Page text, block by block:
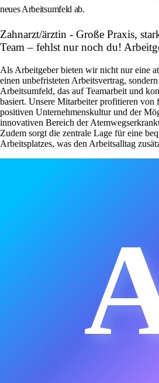
neues Arbeitsumfeld ab.
Zahnarzt/ärztin - Große Praxis,
Team – fehlst nur noch du!
Als Arbeitgeber bieten wir nicht nur eine
einen unbefristeten Arbeitsvertrag,
Arbeitsumfeld, das auf Teamarbeit und
basiert. Unsere Mitarbeiter profitieren von
positiven Unternehmenskultur und der
innovativen Bereich der
Zudem sorgt die zentrale Lage für eine
Arbeitsplatzes, was den Arbeitsalltag